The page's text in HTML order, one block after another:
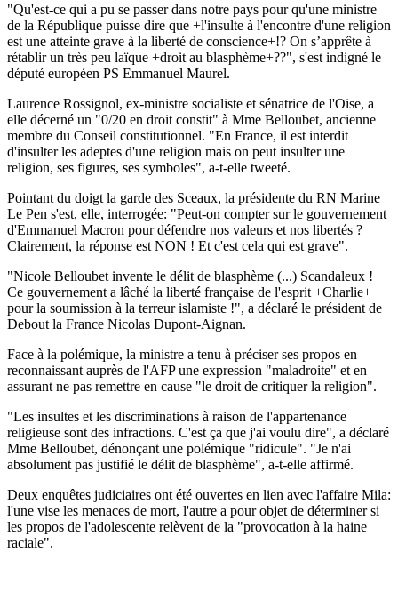
"Qu'est-ce qui a pu se passer dans notre pays pour qu'une ministre
de la République puisse dire que +l'insulte à l'encontre d'une religion
est une atteinte grave à la liberté de conscience+!? On s’apprête à
rétablir un très peu laïque +droit au blasphème+??", s'est indigné le
député européen PS Emmanuel Maurel.
Laurence Rossignol, ex-ministre socialiste et sénatrice de l'Oise, a
elle décerné un "0/20 en droit constit" à Mme Belloubet, ancienne
membre du Conseil constitutionnel. "En France, il est interdit
d'insulter les adeptes d'une religion mais on peut insulter une
religion, ses figures, ses symboles", a-t-elle tweeté.
Pointant du doigt la garde des Sceaux, la présidente du RN Marine
Le Pen s'est, elle, interrogée: "Peut-on compter sur le gouvernement
d'Emmanuel Macron pour défendre nos valeurs et nos libertés ?
Clairement, la réponse est NON ! Et c'est cela qui est grave".
"Nicole Belloubet invente le délit de blasphème (...) Scandaleux !
Ce gouvernement a lâché la liberté française de l'esprit +Charlie+
pour la soumission à la terreur islamiste !", a déclaré le président de
Debout la France Nicolas Dupont-Aignan.
Face à la polémique, la ministre a tenu à préciser ses propos en
reconnaissant auprès de l'AFP une expression "maladroite" et en
assurant ne pas remettre en cause "le droit de critiquer la religion".
"Les insultes et les discriminations à raison de l'appartenance
religieuse sont des infractions. C'est ça que j'ai voulu dire", a déclaré
Mme Belloubet, dénonçant une polémique "ridicule". "Je n'ai
absolument pas justifié le délit de blasphème", a-t-elle affirmé.
Deux enquêtes judiciaires ont été ouvertes en lien avec l'affaire Mila:
l'une vise les menaces de mort, l'autre a pour objet de déterminer si
les propos de l'adolescente relèvent de la "provocation à la haine
raciale".